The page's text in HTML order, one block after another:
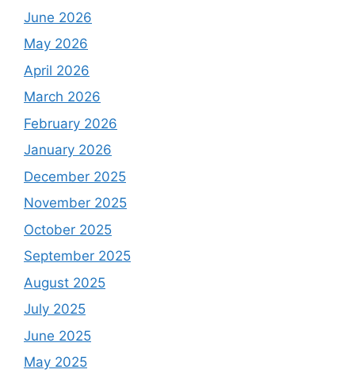
June 2026
May 2026
April 2026
March 2026
February 2026
January 2026
December 2025
November 2025
October 2025
September 2025
August 2025
July 2025
June 2025
May 2025